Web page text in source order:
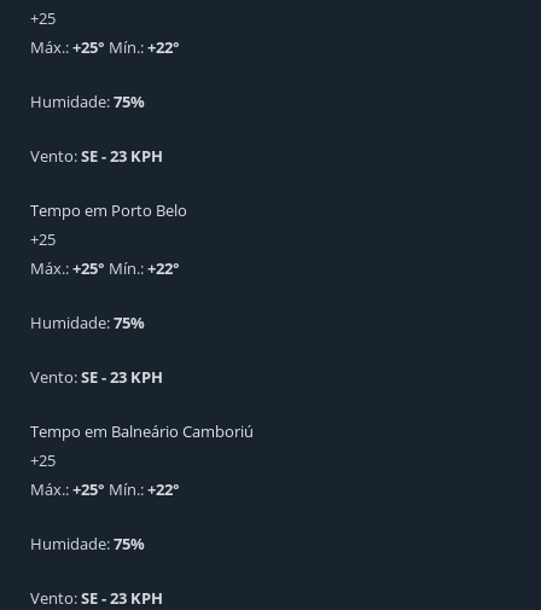
+25
Máx.:+25° Mín.:+22°
Humidade:75%
Vento:SE - 23 KPH
Tempo em Porto Belo
+25
Máx.:+25° Mín.:+22°
Humidade:75%
Vento:SE - 23 KPH
Tempo em Balneário Camboriú
+25
Máx.:+25° Mín.:+22°
Humidade:75%
Vento:SE - 23 KPH